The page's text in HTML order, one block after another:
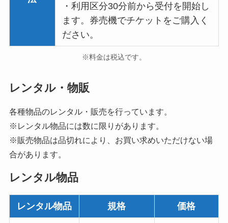
・利用区分30分前から受付を開始し
ます。券売機でチケットをご購入く
ださい。
※料金は税込です。
レンタル・物販
各種物品のレンタル・販売を行っています。
※レンタル物品には数に限りがあります。
※販売物品は品切れにより、お買い求めいただけない場
合があります。
レンタル物品
レンタル物品 規格 価格